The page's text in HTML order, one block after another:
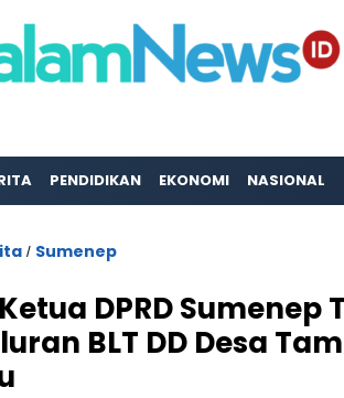
PENDIDIKAN EKONOMI NASIONAL
/ Sumenep
DPRD Sumenep
BLT DD Desa